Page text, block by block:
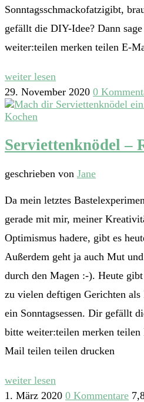
Sonntagsschmackofatzigibt,
gefällt die DIY-Idee? Dann
weiter:teilen merken teilen E-
weiter lesen
29. November 2020 0
Kochen
Serviettenknödel –
geschrieben von Jane
Da mein letztes
gerade mit mir, meiner
Optimismus hadere, gibt es
Außerdem geht ja auch Mut
durch den Magen :-). Heute
zu vielen deftigen Gerichten
ein Sonntagsessen. Dir gefällt
bitte weiter:teilen merken teilen
Mail teilen teilen drucken
weiter lesen
1. März 2020 0 Kommentare